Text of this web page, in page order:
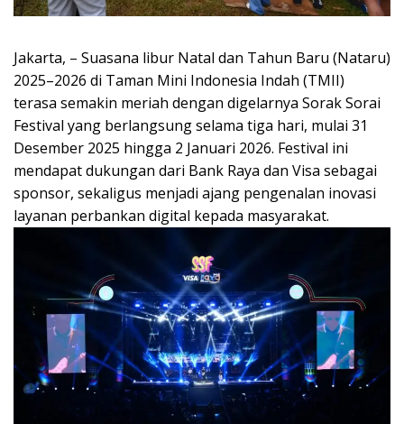
Jakarta, – Suasana libur Natal dan Tahun Baru (Nataru)
2025–2026 di Taman Mini Indonesia Indah (TMII)
terasa semakin meriah dengan digelarnya Sorak Sorai
Festival yang berlangsung selama tiga hari, mulai 31
Desember 2025 hingga 2 Januari 2026. Festival ini
mendapat dukungan dari Bank Raya dan Visa sebagai
sponsor, sekaligus menjadi ajang pengenalan inovasi
layanan perbankan digital kepada masyarakat.